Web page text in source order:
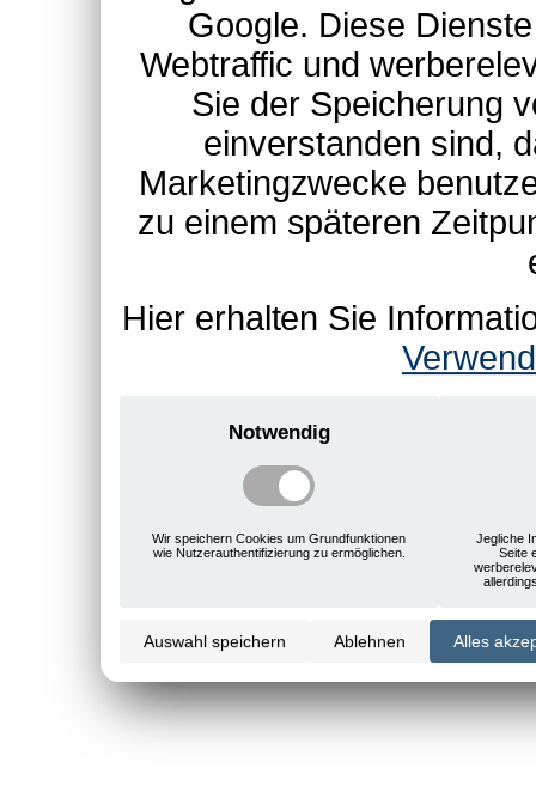
Google. Diese
Webtraffic und
Sie der Speicherung
einverstanden sind,
Marketingzwecke
zu einem späteren
Hier erhalten Sie
Notwendig
Wir speichern Cookies um Grundfunktionen
wie Nutzerauthentifizierung zu ermöglichen.
Jegliche
Seite
Auswahl speichern Ablehnen Alles